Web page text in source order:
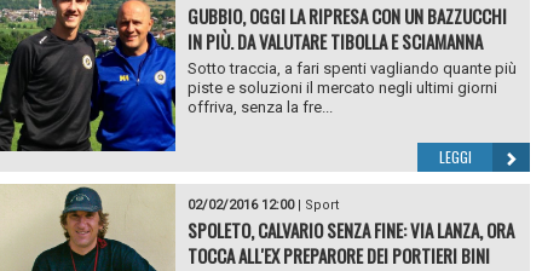
GUBBIO, OGGI LA RIPRESA CON UN BAZZUCCHI
IN PIÙ. DA VALUTARE TIBOLLA E SCIAMANNA
Sotto traccia, a fari spenti vagliando quante più
piste e soluzioni il mercato negli ultimi giorni
offriva, senza la fre...
LEGGI
02/02/2016 12:00| Sport
SPOLETO, CALVARIO SENZA FINE: VIA LANZA, ORA
TOCCA ALL'EX PREPARORE DEI PORTIERI BINI